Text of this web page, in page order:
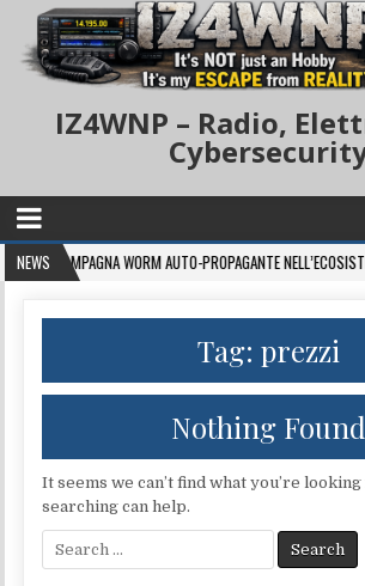
IZ4WNP – Radio,
NEWS WORM AUTO-PROPAGANTE NELL’ECOSISTEMA NPM
Tag: prezzi
Nothing Found
It seems we can’t find what you’re
searching can help.
Search for: